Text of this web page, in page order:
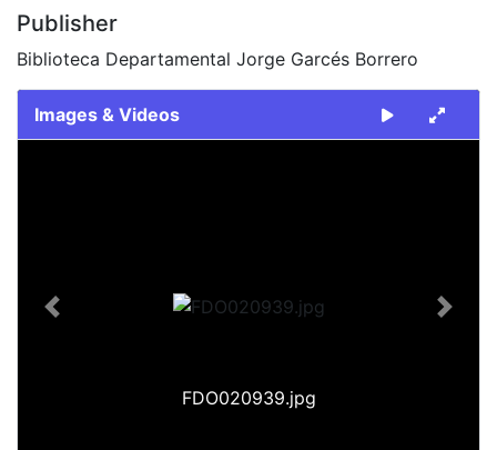
Publisher
Biblioteca Departamental Jorge Garcés Borrero
Images & Videos
FDO020939.jpg
Previous Next